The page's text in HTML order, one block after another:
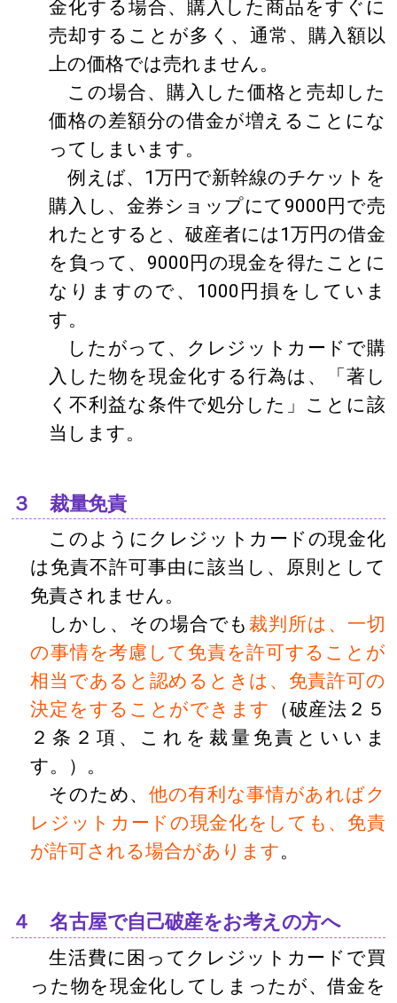
金化する場合、購入した商品をすぐに
売却することが多く、通常、購入額以
上の価格では売れません。
この場合、購入した価格と売却した
価格の差額分の借金が増えることにな
ってしまいます。
例えば、1万円で新幹線のチケットを
購入し、金券ショップにて9000円で売
れたとすると、破産者には1万円の借金
を負って、9000円の現金を得たことに
なりますので、1000円損をしていま
す。
したがって、クレジットカードで購
入した物を現金化する行為は、「著し
く不利益な条件で処分した」ことに該
当します。
３ 裁量免責
このようにクレジットカードの現金化
は免責不許可事由に該当し、原則として
免責されません。
しかし、その場合でも裁判所は、一切
の事情を考慮して免責を許可することが
相当であると認めるときは、免責許可の
決定をすることができます
（破産法２５
２条２項、これを裁量免責といいま
す。）。
そのため、 他の有利な事情があればク
レジットカードの現金化をしても、免責
が許可される場合があります。
４ 名古屋で自己破産をお考えの方へ
生活費に困ってクレジットカードで買
った物を現金化してしまったが、借金を